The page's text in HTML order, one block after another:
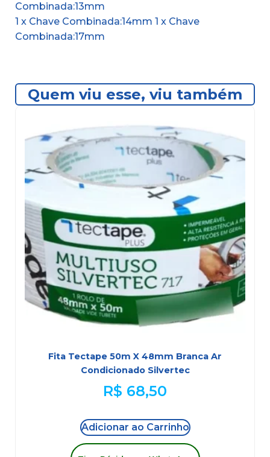
Combinada:13mm
1 x Chave Combinada:14mm 1 x Chave
Combinada:17mm
Quem viu esse, viu também
Fita Tectape 50m X 48mm Branca Ar
Condicionado Silvertec
R$ 68,50
Adicionar ao Carrinho